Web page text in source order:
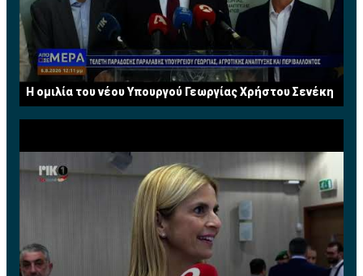
Η ομιλία του νέου Υπουργού Γεωργίας Χρήστου Σενέκη